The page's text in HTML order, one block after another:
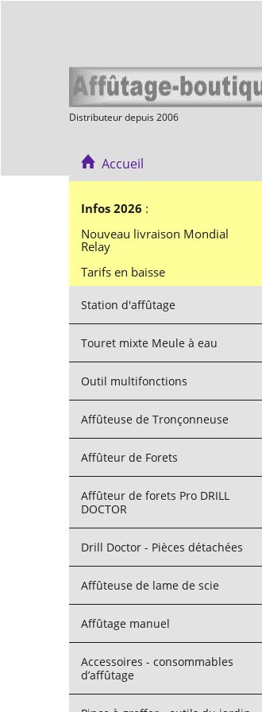
Distributeur depuis 2006
Accueil
Infos 2026 :
Nouveau livraison Mondial
Relay
Tarifs en baisse
Station d'affûtage
Touret mixte Meule à eau
Outil multifonctions
Affûteuse de Tronçonneuse
Affûteur de Forets
Affûteur de forets Pro DRILL
DOCTOR
Drill Doctor - Pièces détachées
Affûteuse de lame de scie
Affûtage manuel
Accessoires - consommables
d’affûtage